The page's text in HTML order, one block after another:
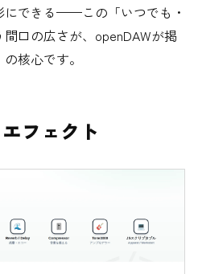
にできる——この「いつでも・
口の広さが、openDAWが掲
核心です。
フェクト